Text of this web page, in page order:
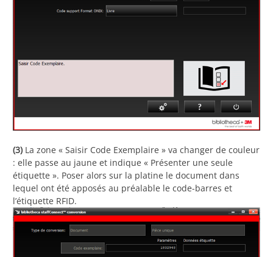
(3) La zone « Saisir Code Exemplaire » va changer de couleur
: elle passe au jaune et indique « Présenter une seule
étiquette ». Poser alors sur la platine le document dans
lequel ont été apposés au préalable le code-barres et
l’étiquette RFID.